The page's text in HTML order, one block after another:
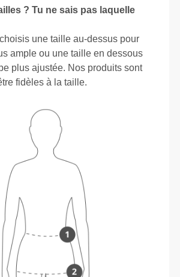
? Tu ne sais pas laquelle
une taille au-dessus pour
ample ou une taille en dessous
plus ajustée. Nos produits sont
fidèles à la taille.